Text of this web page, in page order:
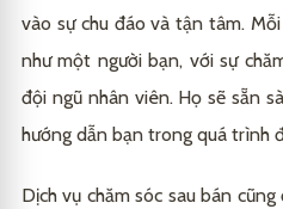
vào sự chu đáo và tận tâm.
như một người bạn, với sự
đội ngũ nhân viên. Họ sẽ sẵn
hướng dẫn bạn trong quá trình
Dịch vụ chăm sóc sau bán